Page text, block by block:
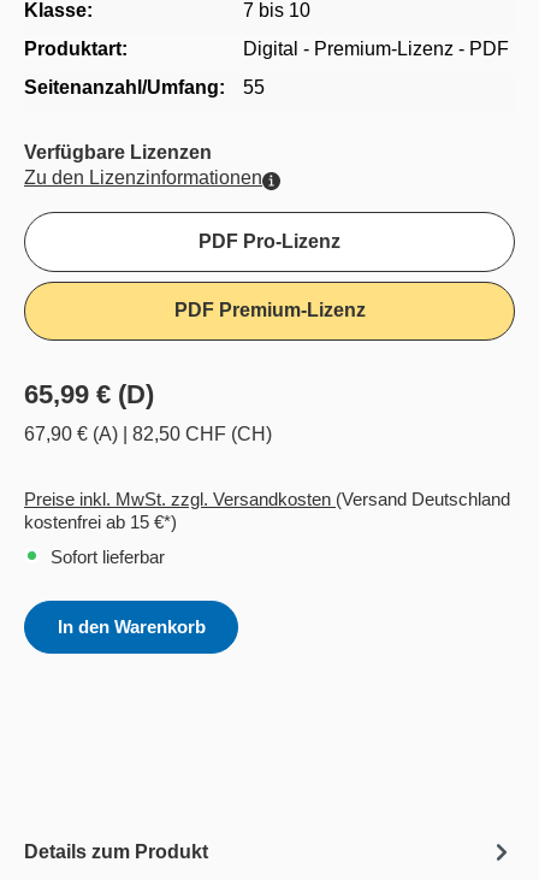
Klasse:
7 bis 10
Produktart:
Digital - Premium-Lizenz - PDF
Seitenanzahl/Umfang:
55
Verfügbare Lizenzen
Zu den Lizenzinformationen
PDF Pro-Lizenz
PDF Premium-Lizenz
65,99 € (D)
67,90 € (A) 82,50 CHF (CH)
Preise inkl. MwSt. zzgl. Versandkosten (Versand Deutschland
kostenfrei ab 15 €*)
Sofort lieferbar
In den Warenkorb
Details zum Produkt